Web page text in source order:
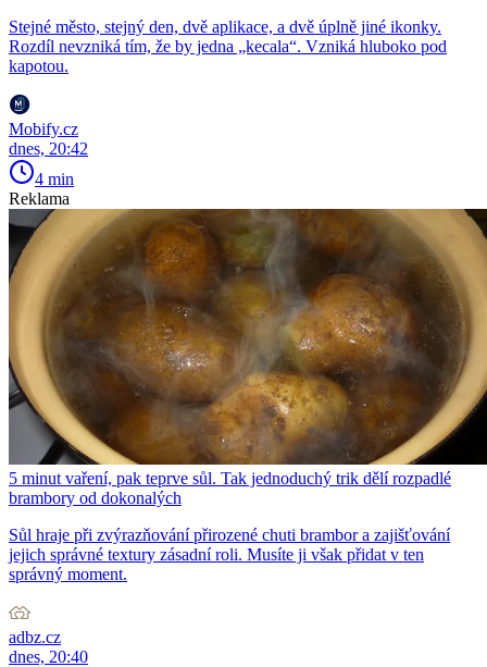
Stejné město, stejný den, dvě aplikace, a dvě úplně jiné ikonky.
Rozdíl nevzniká tím, že by jedna „kecala“. Vzniká hluboko pod
kapotou.
Mobify.cz
dnes, 20:42
4 min
Reklama
5 minut vaření, pak teprve sůl. Tak jednoduchý trik dělí rozpadlé
brambory od dokonalých
Sůl hraje při zvýrazňování přirozené chuti brambor a zajišťování
jejich správné textury zásadní roli. Musíte ji však přidat v ten
správný moment.
adbz.cz
dnes, 20:40